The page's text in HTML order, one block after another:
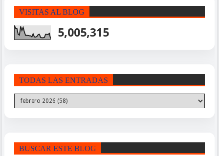
VISITAS AL BLOG
5,005,315
TODAS LAS ENTRADAS
BUSCAR ESTE BLOG